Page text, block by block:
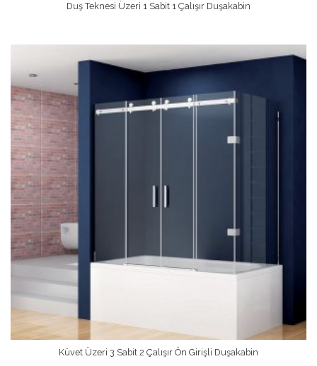
Duş Teknesi Üzeri 1 Sabit 1 Çalışır Duşakabin
Devamını Oku
Küvet Üzeri 3 Sabit 2 Çalışır Ön Girişli Duşakabin
Devamını Oku